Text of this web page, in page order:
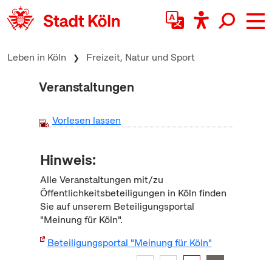
zum Inhalt springen
Leben in Köln Freizeit, Natur und Sport
Veranstaltungen
Vorlesen lassen
Hinweis:
Alle Veranstaltungen mit/zu
Öffentlichkeitsbeteiligungen in Köln finden
Sie auf unserem Beteiligungsportal
"Meinung für Köln".
Beteiligungsportal "Meinung für Köln"